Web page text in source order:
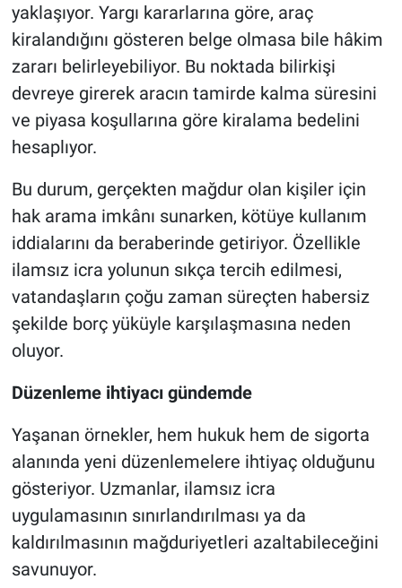
yaklaşıyor. Yargı kararlarına göre, araç
kiralandığını gösteren belge olmasa bile hâkim
zararı belirleyebiliyor. Bu noktada bilirkişi
devreye girerek aracın tamirde kalma süresini
ve piyasa koşullarına göre kiralama bedelini
hesaplıyor.
Bu durum, gerçekten mağdur olan kişiler için
hak arama imkânı sunarken, kötüye kullanım
iddialarını da beraberinde getiriyor. Özellikle
ilamsız icra yolunun sıkça tercih edilmesi,
vatandaşların çoğu zaman süreçten habersiz
şekilde borç yüküyle karşılaşmasına neden
oluyor.
Düzenleme ihtiyacı gündemde
Yaşanan örnekler, hem hukuk hem de sigorta
alanında yeni düzenlemelere ihtiyaç olduğunu
gösteriyor. Uzmanlar, ilamsız icra
uygulamasının sınırlandırılması ya da
kaldırılmasının mağduriyetleri azaltabileceğini
savunuyor.